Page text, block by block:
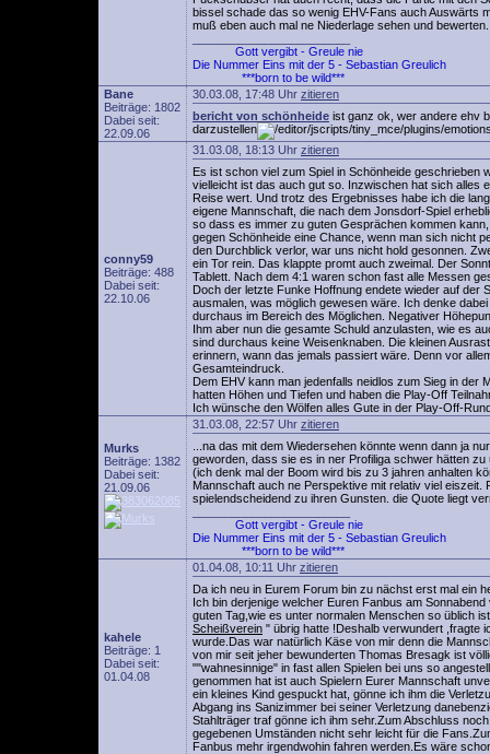
bissel schade das so wenig EHV-Fans auch Auswärts
muß eben auch mal ne Niederlage sehen und bewerten.
Gott vergibt - Greule nie
Die Nummer Eins mit der 5 - Sebastian Greulich
***born to be wild***
Bane
Beiträge: 1802
Dabei seit:
22.09.06
30.03.08, 17:48 Uhr zitieren
bericht von schönheide ist ganz ok, wer andere ehv
darzustellen
conny59
Beiträge: 488
Dabei seit:
22.10.06
31.03.08, 18:13 Uhr zitieren
Es ist schon viel zum Spiel in Schönheide
vielleicht ist das auch gut so. Inzwischen hat sich alles
Reise wert. Und trotz des Ergebnisses habe ich die
eigene Mannschaft, die nach dem Jonsdorf-Spiel
so dass es immer zu guten Gesprächen kommen
gegen Schönheide eine Chance, wenn man sich nicht
den Durchblick verlor, war uns nicht hold gesonnen.
ein Tor rein. Das klappte promt auch zweimal. Der
Tablett. Nach dem 4:1 waren schon fast alle Messen
Doch der letzte Funke Hoffnung endete wieder auf der
ausmalen, was möglich gewesen wäre. Ich denke
durchaus im Bereich des Möglichen. Negativer
Ihm aber nun die gesamte Schuld anzulasten, wie es
sind durchaus keine Weisenknaben. Die kleinen
erinnern, wann das jemals passiert wäre. Denn vor
Gesamteindruck.
Dem EHV kann man jedenfalls neidlos zum Sieg in
hatten Höhen und Tiefen und haben die Play-Off
Ich wünsche den Wölfen alles Gute in der Play-Off-
Murks
Beiträge: 1382
Dabei seit:
21.09.06
31.03.08, 22:57 Uhr zitieren
...na das mit dem Wiedersehen könnte wenn dann ja
geworden, dass sie es in ner Profiliga schwer hätten
(ich denk mal der Boom wird bis zu 3 jahren anhalten
Mannschaft auch ne Perspektive mit relativ viel
spielendscheidend zu ihren Gunsten. die Quote liegt
Gott vergibt - Greule nie
Die Nummer Eins mit der 5 - Sebastian Greulich
***born to be wild***
kahele
Beiträge: 1
Dabei seit:
01.04.08
01.04.08, 10:11 Uhr zitieren
Da ich neu in Eurem Forum bin zu nächst erst mal ein
Ich bin derjenige welcher Euren Fanbus am
guten Tag,wie es unter normalen Menschen so üblich
Scheißverein " übrig hatte !Deshalb verwundert ,fragte
wurde.Das war natürlich Käse von mir denn die
von mir seit jeher bewunderten Thomas Bresagk ist
""wahnesinnige" in fast allen Spielen bei uns so
genommen hat ist auch Spielern Eurer Mannschaft
ein kleines Kind gespuckt hat, gönne ich ihm die
Abgang ins Sanizimmer bei seiner Verletzung
Stahlträger traf gönne ich ihm sehr.Zum Abschluss
gegebenen Umständen nicht sehr leicht für die
Fanbus mehr irgendwohin fahren werden.Es wäre